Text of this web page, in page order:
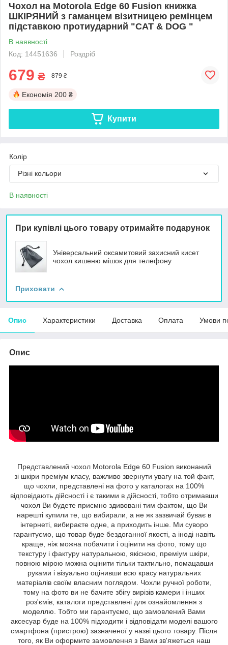
Чохол на Motorola Edge 60 Fusion книжка
ШКІРЯНИЙ з гаманцем візитницею ремінцем
підставкою протиударний "CAT & DOG "
В наявності
Код: 14451636
Роздріб
679 ₴ 879 ₴
Економія 200 ₴
Купити
Колір
Різні кольори
В наявності
При купівлі цього товару отримайте подарунок
Універсальний оксамитовий захисний кисет
чохол кишеню мішок для телефону
Приховати
Опис Характеристики Доставка Оплата Умови
Опис
Представлений чохол Motorola Edge 60 Fusion виконаний
зі шкіри преміум класу, важливо звернути увагу на той факт,
що чохли, представлені на фото у каталогах на 100%
відповідають дійсності і є такими в дійсності, тобто отримавши
чохол Ви будете приємно здивовані тим фактом, що Ви
нарешті купили те, що вибирали, а не як зазвичай буває в
інтернеті, вибираєте одне, а приходить інше. Ми суворо
гарантуємо, що товар буде бездоганної якості, а іноді навіть
краще, ніж можна побачити і оцінити на фото, тому що
текстуру і фактуру натуральною, якісною, преміум шкіри,
повною мірою можна оцінити тільки тактильно, помацавши
руками і візуально оцінивши всю красу натуральних
матеріалів своїм власним поглядом. Чохли ручної роботи,
тому на фото ви не бачите збігу вирізів камери і інших
роз'ємів, каталоги представлені для ознайомлення з
моделлю. Тобто ми гарантуємо, що замовлений Вами
аксесуар буде на 100% підходити і відповідати моделі вашого
смартфона (пристрою) зазначеної у назві цього товару. Після
того, як Ви оформите замовлення з Вами зв'яжеться наш